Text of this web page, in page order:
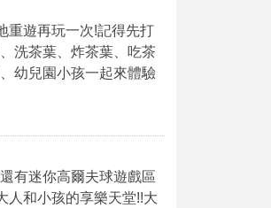
重遊再玩一次!記得先打
洗茶葉、炸茶葉、吃茶
幼兒園小孩一起來體驗
有迷你高爾夫球遊戲區
人和小孩的享樂天堂!!大